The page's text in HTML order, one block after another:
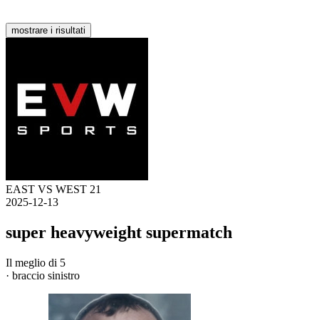
mostrare i risultati
EAST VS WEST 21
2025-12-13
super heavyweight supermatch
Il meglio di 5
· braccio sinistro